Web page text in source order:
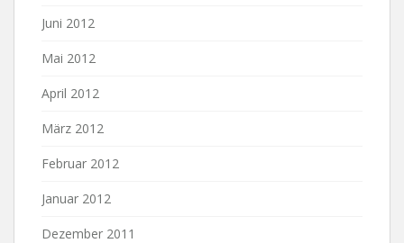
Juni 2012
Mai 2012
April 2012
März 2012
Februar 2012
Januar 2012
Dezember 2011